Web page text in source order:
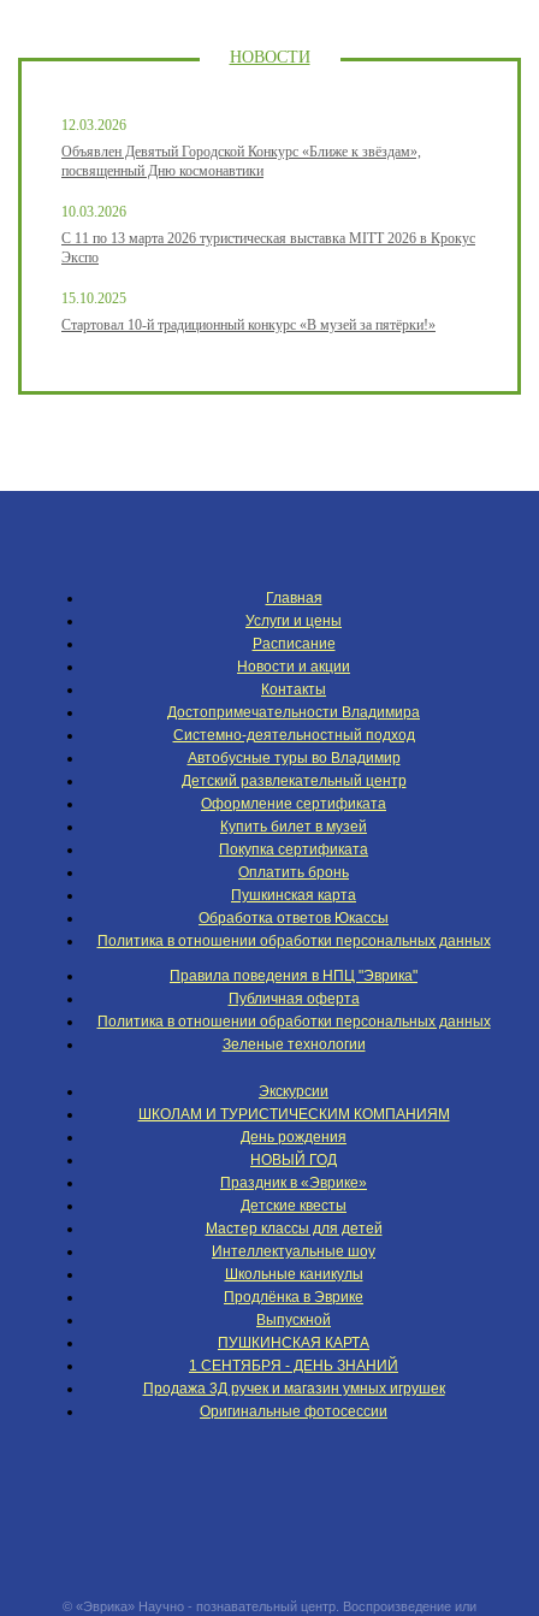
НОВОСТИ
12.03.2026
Объявлен Девятый Городской Конкурс «Ближе к звёздам»,
посвященный Дню космонавтики
10.03.2026
С 11 по 13 марта 2026 туристическая выставка MITT 2026 в Крокус
Экспо
15.10.2025
Стартовал 10-й традиционный конкурс «В музей за пятёрки!»
Главная
Услуги и цены
Расписание
Новости и акции
Контакты
Достопримечательности Владимира
Системно-деятельностный подход
Автобусные туры во Владимир
Детский развлекательный центр
Оформление сертификата
Купить билет в музей
Покупка сертификата
Оплатить бронь
Пушкинская карта
Обработка ответов Юкассы
Политика в отношении обработки персональных данных
Правила поведения в НПЦ "Эврика"
Публичная оферта
Политика в отношении обработки персональных данных
Зеленые технологии
Экскурсии
ШКОЛАМ И ТУРИСТИЧЕСКИМ КОМПАНИЯМ
День рождения
НОВЫЙ ГОД
Праздник в «Эврике»
Детские квесты
Мастер классы для детей
Интеллектуальные шоу
Школьные каникулы
Продлёнка в Эврике
Выпускной
ПУШКИНСКАЯ КАРТА
1 СЕНТЯБРЯ - ДЕНЬ ЗНАНИЙ
Продажа 3Д ручек и магазин умных игрушек
Оригинальные фотосессии
© «Эврика» Научно - познавательный центр. Воспроизведение или